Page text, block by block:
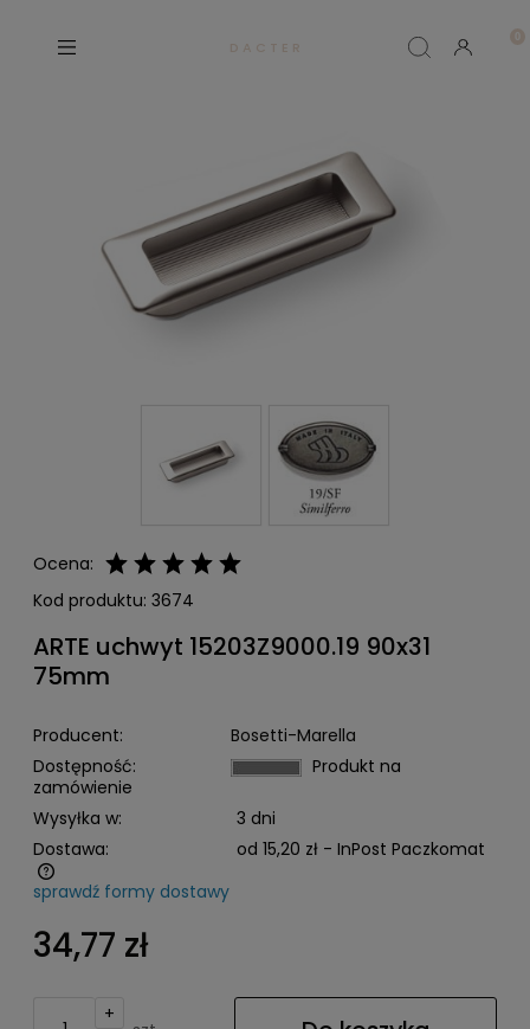
D A C T E R
Ocena:
Kod produktu: 3674
ARTE uchwyt 15203Z9000.19 90x31
75mm
Producent:
Bosetti-Marella
Dostępność:
Produkt na
zamówienie
Wysyłka w:
3 dni
Dostawa:
od 15,20 zł - InPost Paczkomat
Cena nie zawiera ewentualnych kosztów płatności
sprawdź formy dostawy
34,77 zł
+